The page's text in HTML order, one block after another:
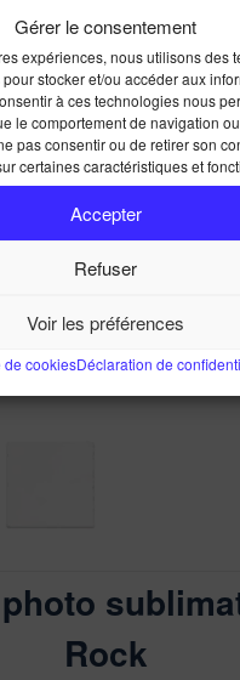
Gérer le consentement
expériences, nous utilisons des
stocker et/ou accéder aux
à ces technologies nous
le comportement de navigation
pas consentir ou de retirer son
certaines caractéristiques et
Accepter
Refuser
Voir les préférences
de cookiesDéclaration de
Reunion Ei
de solutions d'impression Bureautique et
DTF à la Réunion
Tuile photo sublimation Rock
Tuile photo
Rock